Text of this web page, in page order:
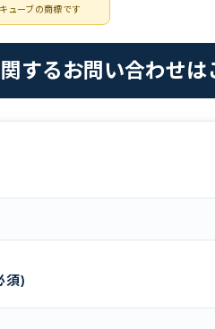
ューブの商標です
するお問い合わせは
須)